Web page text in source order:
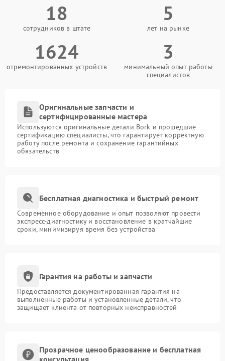
18
сотрудников в штате
5
лет на рынке
1624
отремонтированных устройств
3
минимальный опыт работы
специалистов
Оригинальные запчасти и
сертифицированные мастера
Используются оригинальные детали Bork и прошедшие
сертификацию специалисты, что гарантирует корректную
работу после ремонта и сохранение гарантийных
обязательств
Бесплатная диагностика и быстрый ремонт
Современное оборудование и опыт позволяют провести
экспресс-диагностику и восстановление в кратчайшие
сроки, минимизируя время без устройства
Гарантия на работы и запчасти
Предоставляется документированная гарантия на
выполненные работы и установленные детали, что
защищает клиента от повторных неисправностей
Прозрачное ценообразование и бесплатная